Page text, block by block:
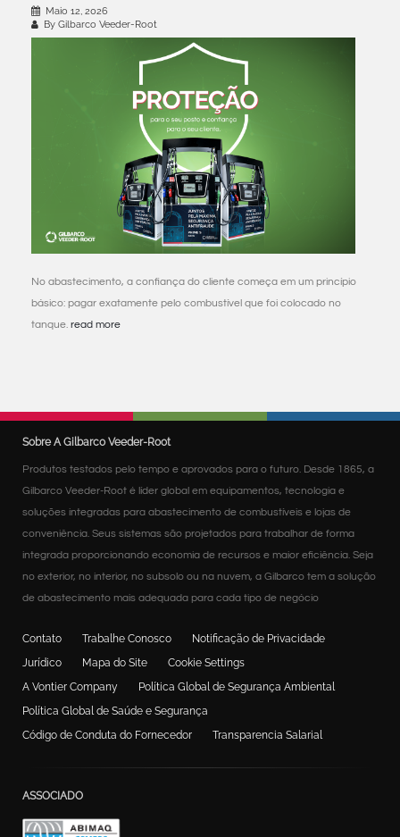
Maio 12, 2026
By Gilbarco Veeder-Root
No abastecimento, a confiança do cliente começa em um princípio
básico: pagar exatamente pelo combustível que foi colocado no
tanque. read more
Sobre A Gilbarco Veeder-Root
Produtos testados pelo tempo e aprovados para o futuro. Desde 1865, a
Gilbarco Veeder-Root é líder global em equipamentos, tecnologia e
soluções integradas para abastecimento de combustíveis e lojas de
conveniência. Seus sistemas são projetados para trabalhar de forma
integrada proporcionando economia de recursos e maior eficiência. Seja
no exterior, no interior, no subsolo ou na nuvem, a Gilbarco tem a solução
de abastecimento mais adequada para cada tipo de negócio
Contato Trabalhe Conosco
Notificação de Privacidade
Jurídico
Mapa do Site
Cookie Settings
A Vontier Company
Política Global de Segurança Ambiental
Política Global de Saúde e Segurança
Código de Conduta do Fornecedor
Transparencia Salarial
ASSOCIADO